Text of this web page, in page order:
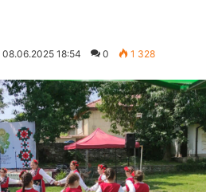
08.06.2025 18:54 0 1 328